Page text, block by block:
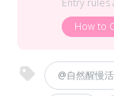
Entry
How to
@自然醒慢